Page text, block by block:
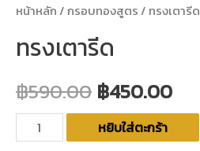
หน้าหลัก /กรอบทองสูตร / ทรงเตารีด
ทรงเตารีด
฿590.00 ฿450.00
หยิบใส่ตะกร้า